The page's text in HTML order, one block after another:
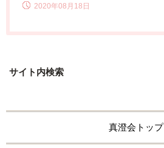
2020年08月18日
サイト内検索
真澄会トップ